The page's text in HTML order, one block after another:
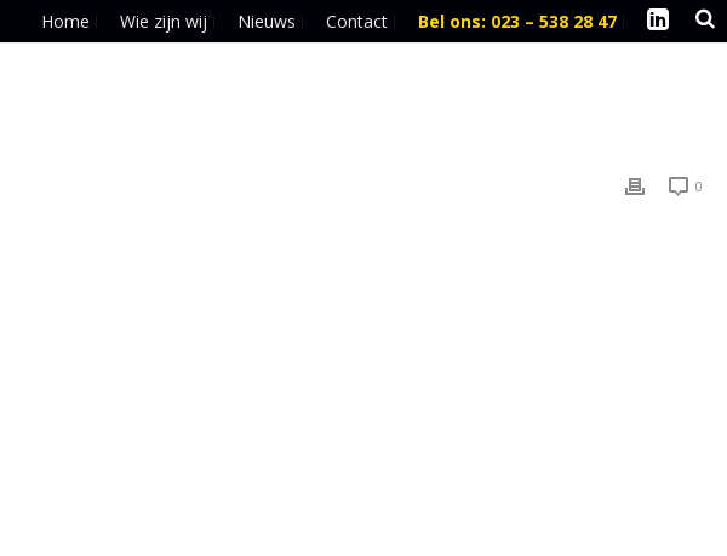
Home Wie zijn wij Nieuws Contact Bel ons: 023 – 538 28 47
0